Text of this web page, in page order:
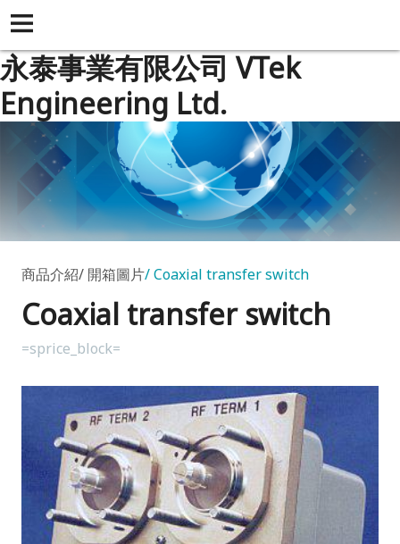
永泰事業有限公司 VTek
Engineering Ltd.
商品介紹 開箱圖片 Coaxial transfer switch
Coaxial transfer switch
=sprice_block=